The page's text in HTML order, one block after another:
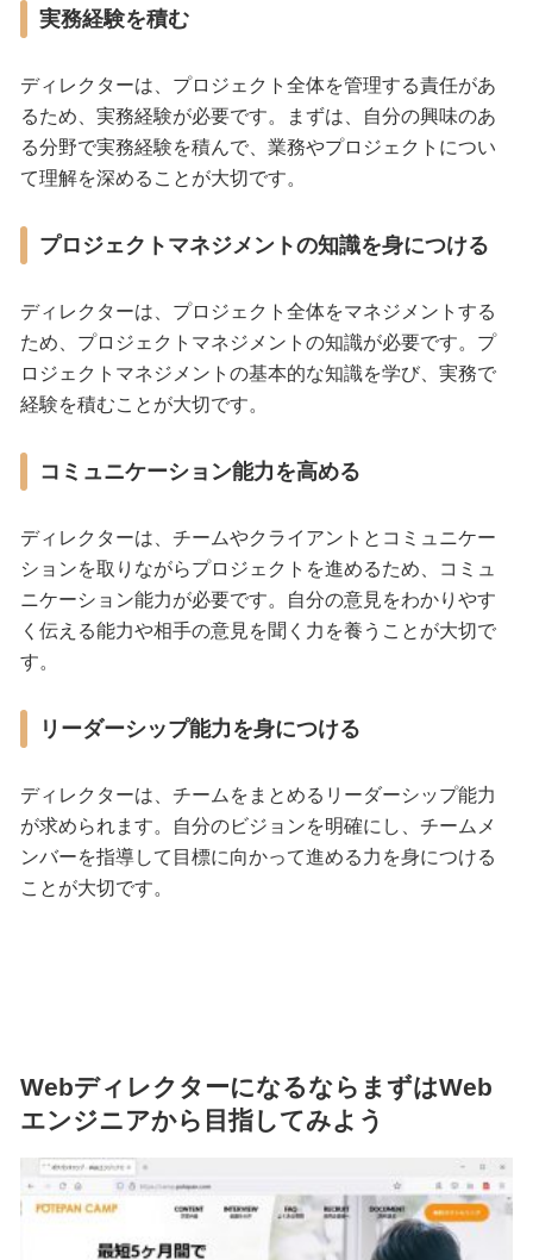
実務経験を積む
ディレクターは、プロジェクト全体を管理する責任があ
るため、実務経験が必要です。まずは、自分の興味のあ
る分野で実務経験を積んで、業務やプロジェクトについ
て理解を深めることが大切です。
プロジェクトマネジメントの知識を身につける
ディレクターは、プロジェクト全体をマネジメントする
ため、プロジェクトマネジメントの知識が必要です。プ
ロジェクトマネジメントの基本的な知識を学び、実務で
経験を積むことが大切です。
コミュニケーション能力を高める
ディレクターは、チームやクライアントとコミュニケー
ションを取りながらプロジェクトを進めるため、コミュ
ニケーション能力が必要です。自分の意見をわかりやす
く伝える能力や相手の意見を聞く力を養うことが大切で
す。
リーダーシップ能力を身につける
ディレクターは、チームをまとめるリーダーシップ能力
が求められます。自分のビジョンを明確にし、チームメ
ンバーを指導して目標に向かって進める力を身につける
ことが大切です。
WebディレクターになるならまずはWeb
エンジニアから目指してみよう